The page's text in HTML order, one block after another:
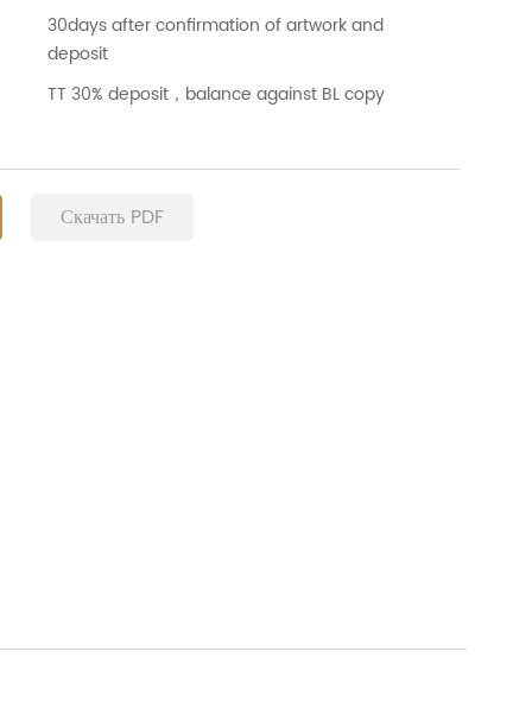
30days after confirmation of artwork and
deposit
TT 30% deposit，balance against BL copy
Скачать PDF